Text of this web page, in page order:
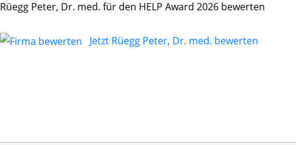
Rüegg Peter, Dr. med. für den HELP Award 2026 bewerten
Jetzt Rüegg Peter, Dr. med. bewerten